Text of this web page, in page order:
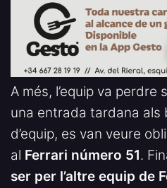
A més, l’equip va perdre
una entrada tardana als
d’equip, es van veure
al Ferrari número 51.
ser per l’altre equip de